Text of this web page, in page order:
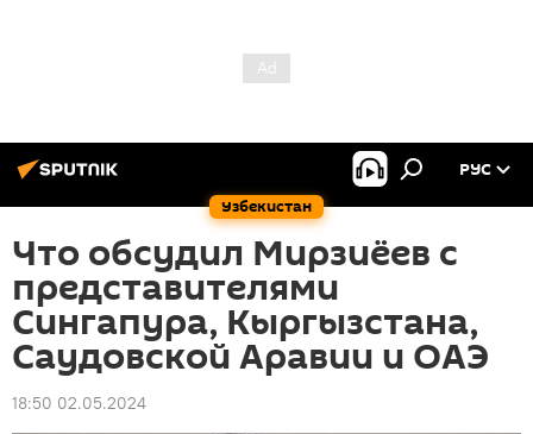
Узбекистан
РУС
Что обсудил Мирзиёев с
представителями
Сингапура, Кыргызстана,
Саудовской Аравии и ОАЭ
18:50 02.05.2024